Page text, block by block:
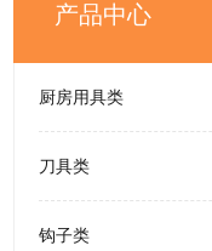
产品中心
厨房用具类
刀具类
钩子类